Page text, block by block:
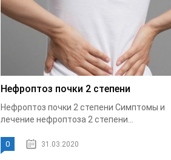
Нефроптоз почки 2 степени
Нефроптоз почки 2 степени Симптомы и
лечение нефроптоза 2 степени...
0 31.03.2020